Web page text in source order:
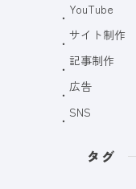
YouTube
サイト制作
記事制作
広告
SNS
タグ